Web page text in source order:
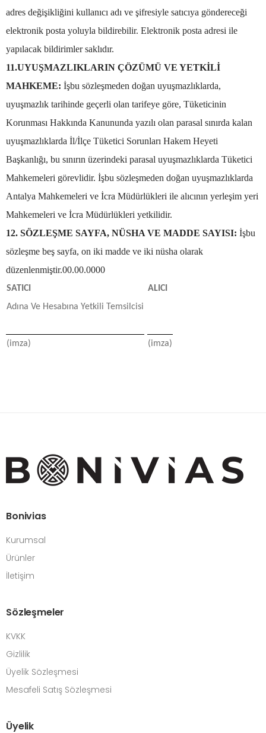
adres değişikliğini kullanıcı adı ve şifresiyle satıcıya göndereceği
elektronik posta yoluyla bildirebilir. Elektronik posta adresi ile
yapılacak bildirimler saklıdır.
11.UYUŞMAZLIKLARIN ÇÖZÜMÜ VE YETKİLİ
MAHKEME: İşbu sözleşmeden doğan uyuşmazlıklarda,
uyuşmazlık tarihinde geçerli olan tarifeye göre, Tüketicinin
Korunması Hakkında Kanununda yazılı olan parasal sınırda kalan
uyuşmazlıklarda İl/İlçe Tüketici Sorunları Hakem Heyeti
Başkanlığı, bu sınırın üzerindeki parasal uyuşmazlıklarda Tüketici
Mahkemeleri görevlidir. İşbu sözleşmeden doğan uyuşmazlıklarda
Antalya Mahkemeleri ve İcra Müdürlükleri ile alıcının yerleşim yeri
Mahkemeleri ve İcra Müdürlükleri yetkilidir.
12. SÖZLEŞME SAYFA, NÜSHA VE MADDE SAYISI: İşbu
sözleşme beş sayfa, on iki madde ve iki nüsha olarak
düzenlenmiştir.00.00.0000
SATICI
ALICI
Adına Ve Hesabına Yetkili Temsilcisi
(imza) (imza)
Bonivias
Kurumsal
Ürünler
İletişim
Sözleşmeler
KVKK
Gizlilik
Üyelik Sözleşmesi
Mesafeli Satış Sözleşmesi
Üyelik